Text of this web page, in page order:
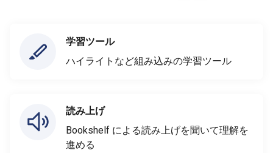
学習ツール
ハイライトなど組み込みの学習ツール
読み上げ
Bookshelf による読み上げを聞いて理解を
進める